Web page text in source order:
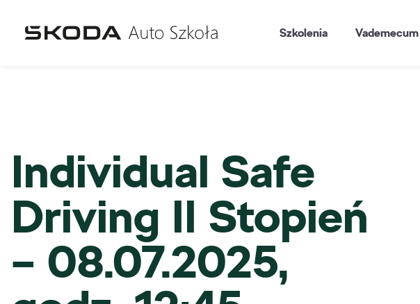
Szkolenia Vademecum
Individual Safe
Driving II Stopień
– 08.07.2025,